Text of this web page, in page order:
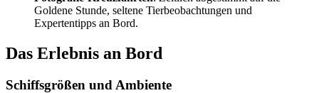
Goldene Stunde, seltene Tierbeobachtungen und
Expertentipps an Bord.
Das Erlebnis an Bord
Schiffsgrößen und Ambiente